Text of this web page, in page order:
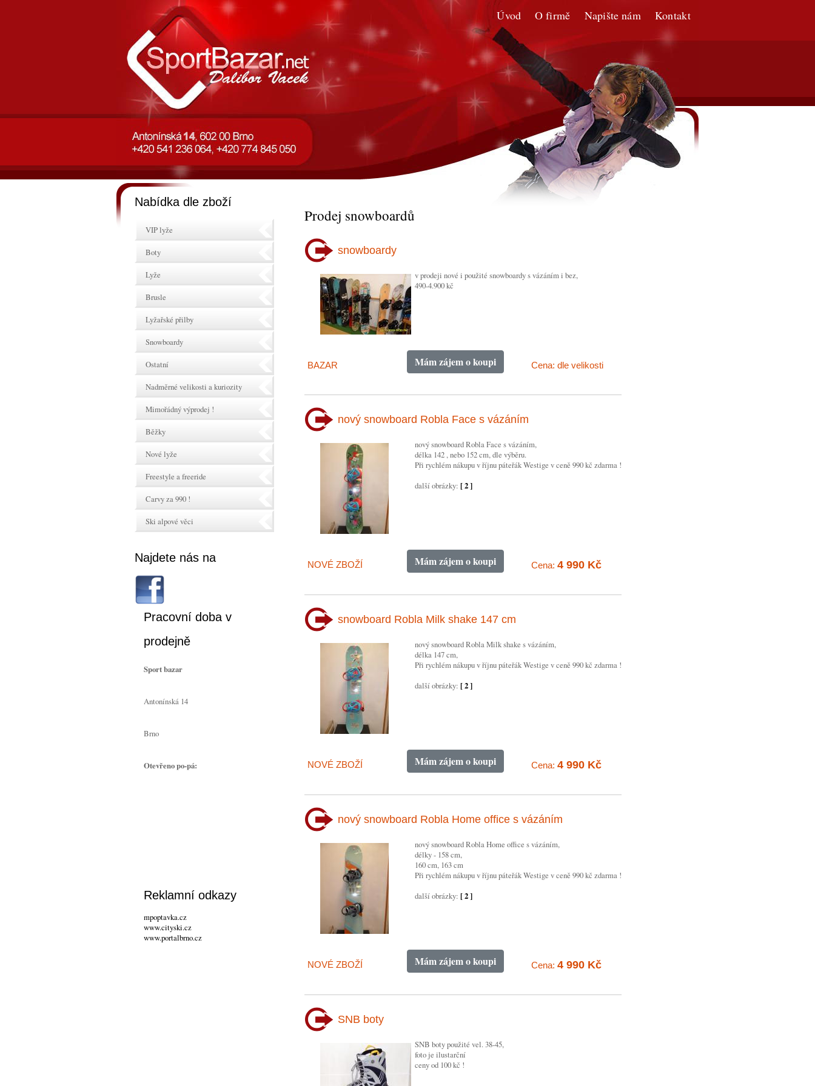
Úvod O firmě Napište nám Kontakt
Prodej snowboardů
snowboardy
v prodeji nové i použité snowboardy s vázáním i bez,
490-4.900 kč
BAZAR Mám zájem o koupi Cena: dle velikosti
nový snowboard Robla Face s vázáním
nový snowboard Robla Face s vázáním,
délka 142 , nebo 152 cm, dle výběru.
Při rychlém nákupu v říjnu páteřák Westige v ceně 990 kč zdarma !
další obrázky: [ 2 ]
NOVÉ ZBOŽÍ Mám zájem o koupi Cena: 4 990 Kč
snowboard Robla Milk shake 147 cm
nový snowboard Robla Milk shake s vázáním,
délka 147 cm,
Při rychlém nákupu v říjnu páteřák Westige v ceně 990 kč zdarma !
další obrázky: [ 2 ]
NOVÉ ZBOŽÍ Mám zájem o koupi Cena: 4 990 Kč
nový snowboard Robla Home office s vázáním
nový snowboard Robla Home office s vázáním,
délky - 158 cm,
160 cm, 163 cm
Při rychlém nákupu v říjnu páteřák Westige v ceně 990 kč zdarma !
další obrázky: [ 2 ]
NOVÉ ZBOŽÍ Mám zájem o koupi Cena: 4 990 Kč
SNB boty
SNB boty použité vel. 38-45,
foto je ilustarční
ceny od 100 kč !
Nabídka dle zboží
VIP lyže
Boty
Lyže
Brusle
Lyžařské přilby
Snowboardy
Ostatní
Nadměrné velikosti a kuriozity
Mimořádný výprodej !
Běžky
Nové lyže
Freestyle a freeride
Carvy za 990 !
Ski alpové věci
Najdete nás na
Pracovní doba v
prodejně
Sport bazar
Antonínská 14
Brno
Otevřeno po-pá:
Reklamní odkazy
mpoptavka.cz
www.cityski.cz
www.portalbrno.cz